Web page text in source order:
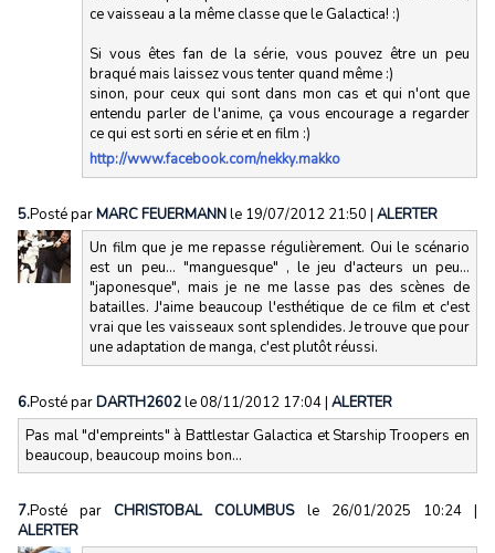
ce vaisseau a la même classe que le Galactica! :)
Si vous êtes fan de la série, vous pouvez être un peu
braqué mais laissez vous tenter quand même :)
sinon, pour ceux qui sont dans mon cas et qui n'ont que
entendu parler de l'anime, ça vous encourage a regarder
ce qui est sorti en série et en film :)
http://www.facebook.com/nekky.makko
5.Posté parMARC FEUERMANNle 19/07/2012 21:50 | ALERTER
Un film que je me repasse régulièrement. Oui le scénario
est un peu... "manguesque" , le jeu d'acteurs un peu...
"japonesque", mais je ne me lasse pas des scènes de
batailles. J'aime beaucoup l'esthétique de ce film et c'est
vrai que les vaisseaux sont splendides. Je trouve que pour
une adaptation de manga, c'est plutôt réussi.
6.Posté parDARTH2602le 08/11/2012 17:04| ALERTER
Pas mal "d'empreints" à Battlestar Galactica et Starship Troopers en
beaucoup, beaucoup moins bon...
7.Posté parCHRISTOBAL COLUMBUS le 26/01/2025 10:24|
ALERTER